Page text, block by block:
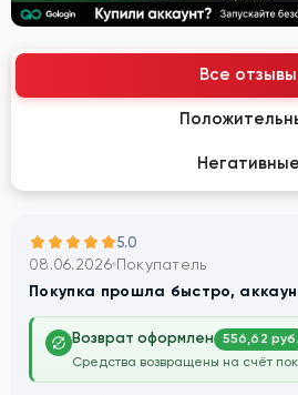
Все отзывы
Негативные
5.0
08.06.2026 Покупатель
Покупка прошла быстро,
Возврат оформлен 556,62 руб.
Средства возвращены на счёт